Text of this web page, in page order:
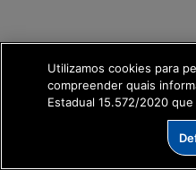
Utilizamos cookies para
compreender quais
Estadual 15.572/2020